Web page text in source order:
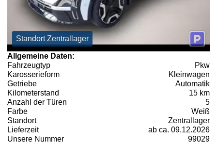
Standort Zentrallager
Allgemeine Daten:
Fahrzeugtyp
Pkw
Karosserieform
Kleinwagen
Getriebe
Automatik
Kilometerstand
15 km
Anzahl der Türen
5
Farbe
Weiß
Standort
Zentrallager
Lieferzeit
ab ca. 09.12.2026
Unsere Nummer
99029